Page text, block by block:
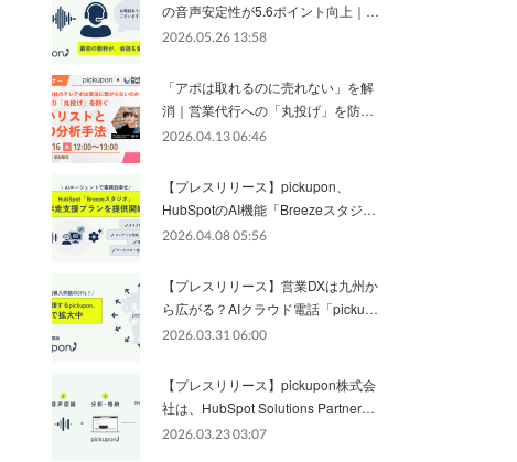
の音声安定性が5.6ポイント向上｜…
2026.05.26 13:58
「アポは取れるのに売れない」を解
消｜営業代行への「丸投げ」を防…
2026.04.13 06:46
【プレスリリース】pickupon、
HubSpotのAI機能「Breezeスタジ…
2026.04.08 05:56
【プレスリリース】営業DXは九州か
ら広がる？AIクラウド電話「picku…
2026.03.31 06:00
【プレスリリース】pickupon株式会
社は、HubSpot Solutions Partner…
2026.03.23 03:07